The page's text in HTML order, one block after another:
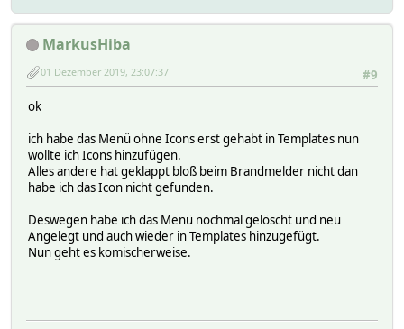
MarkusHiba
#9
01 Dezember 2019, 23:07:37
ok
ich habe das Menü ohne Icons erst gehabt in Templates nun
wollte ich Icons hinzufügen.
Alles andere hat geklappt bloß beim Brandmelder nicht dan
habe ich das Icon nicht gefunden.
Deswegen habe ich das Menü nochmal gelöscht und neu
Angelegt und auch wieder in Templates hinzugefügt.
Nun geht es komischerweise.